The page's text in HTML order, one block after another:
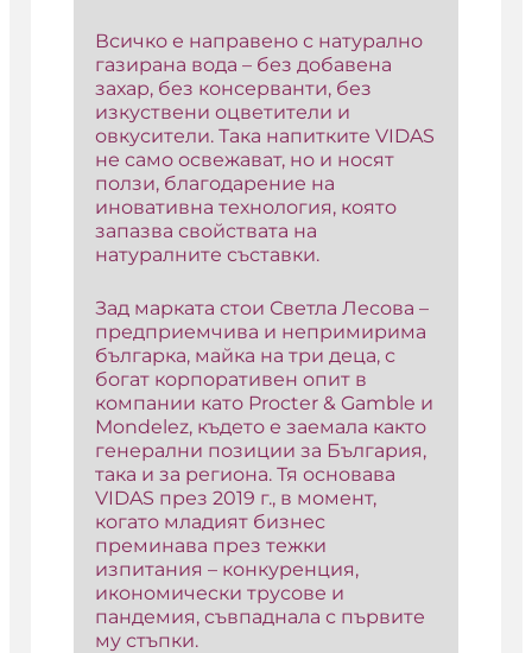
Всичко е направено с натурално
газирана вода – без добавена
захар, без консерванти, без
изкуствени оцветители и
овкусители. Така напитките VIDAS
не само освежават, но и носят
ползи, благодарение на
иновативна технология, която
запазва свойствата на
натуралните съставки.
Зад марката стои Светла Лесова –
предприемчива и непримирима
българка, майка на три деца, с
богат корпоративен опит в
компании като Procter & Gamble и
Mondelez, където е заемала както
генерални позиции за България,
така и за региона. Тя основава
VIDAS през 2019 г., в момент,
когато младият бизнес
преминава през тежки
изпитания – конкуренция,
икономически трусове и
пандемия, съвпаднала с първите
му стъпки.